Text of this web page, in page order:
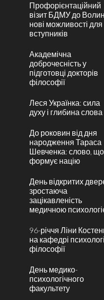
Профорієнтаційний
візит БДМУ до
нові можливості для
вступників
Академічна
доброчесність у
підготовці докторів
філософії
Леся Українка: сила
духу і глибина слова
До роковин від дня
народження Тараса
Шевченка: слово, що
формує націю
День відкритих
зростаюча
зацікавленість
медичною
96-річчя Ліни
на кафедрі
філософії
День медико-
психологічного
факультету